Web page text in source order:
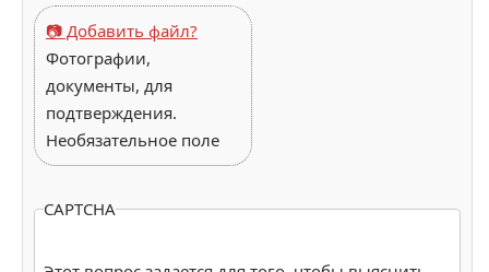
📷 Добавить файл?
Фотографии,
документы, для
подтверждения.
Необязательное поле
CAPTCHA